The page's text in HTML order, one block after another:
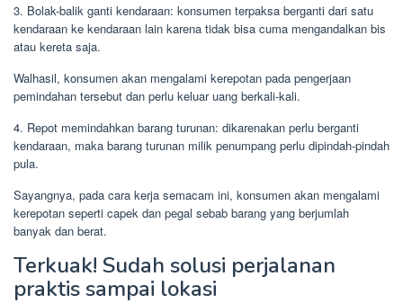
3. Bolak-balik ganti kendaraan: konsumen terpaksa berganti dari satu
kendaraan ke kendaraan lain karena tidak bisa cuma mengandalkan bis
atau kereta saja.
Walhasil, konsumen akan mengalami kerepotan pada pengerjaan
pemindahan tersebut dan perlu keluar uang berkali-kali.
4. Repot memindahkan barang turunan: dikarenakan perlu berganti
kendaraan, maka barang turunan milik penumpang perlu dipindah-pindah
pula.
Sayangnya, pada cara kerja semacam ini, konsumen akan mengalami
kerepotan seperti capek dan pegal sebab barang yang berjumlah
banyak dan berat.
Terkuak! Sudah solusi perjalanan
praktis sampai lokasi